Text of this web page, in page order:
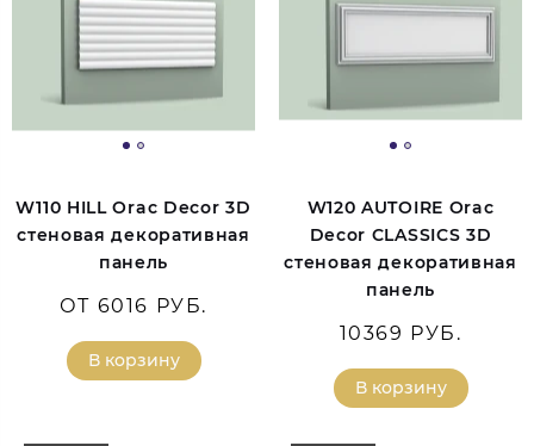
W110 HILL Orac Decor 3D
стеновая декоративная
панель
ОТ 6016 РУБ.
В корзину
W120 AUTOIRE Orac
Decor CLASSICS 3D
стеновая декоративная
панель
10369 РУБ.
В корзину